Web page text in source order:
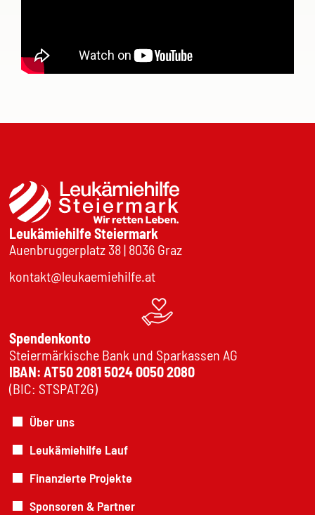
Leukämiehilfe Steiermark
Auenbruggerplatz 38 | 8036 Graz
kontakt@leukaemiehilfe.at
Spendenkonto
Steiermärkische Bank und Sparkassen AG
IBAN: AT50 2081 5024 0050 2080
(BIC: STSPAT2G)
Über uns
Leukämiehilfe Lauf
Finanzierte Projekte
Sponsoren & Partner